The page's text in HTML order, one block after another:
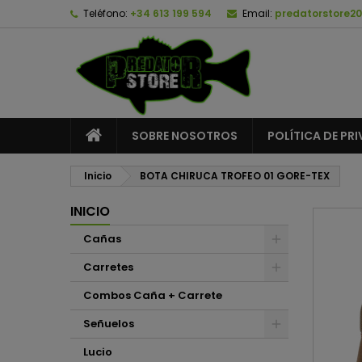
Teléfono: +34 613 199 594 Email:
SOBRE NOSOTROS POLÍTICA DE
Inicio BOTA CHIRUCA TROFEO 01 GORE-TEX
INICIO
Cañas
Carretes
Combos Caña + Carrete
Señuelos
Lucio